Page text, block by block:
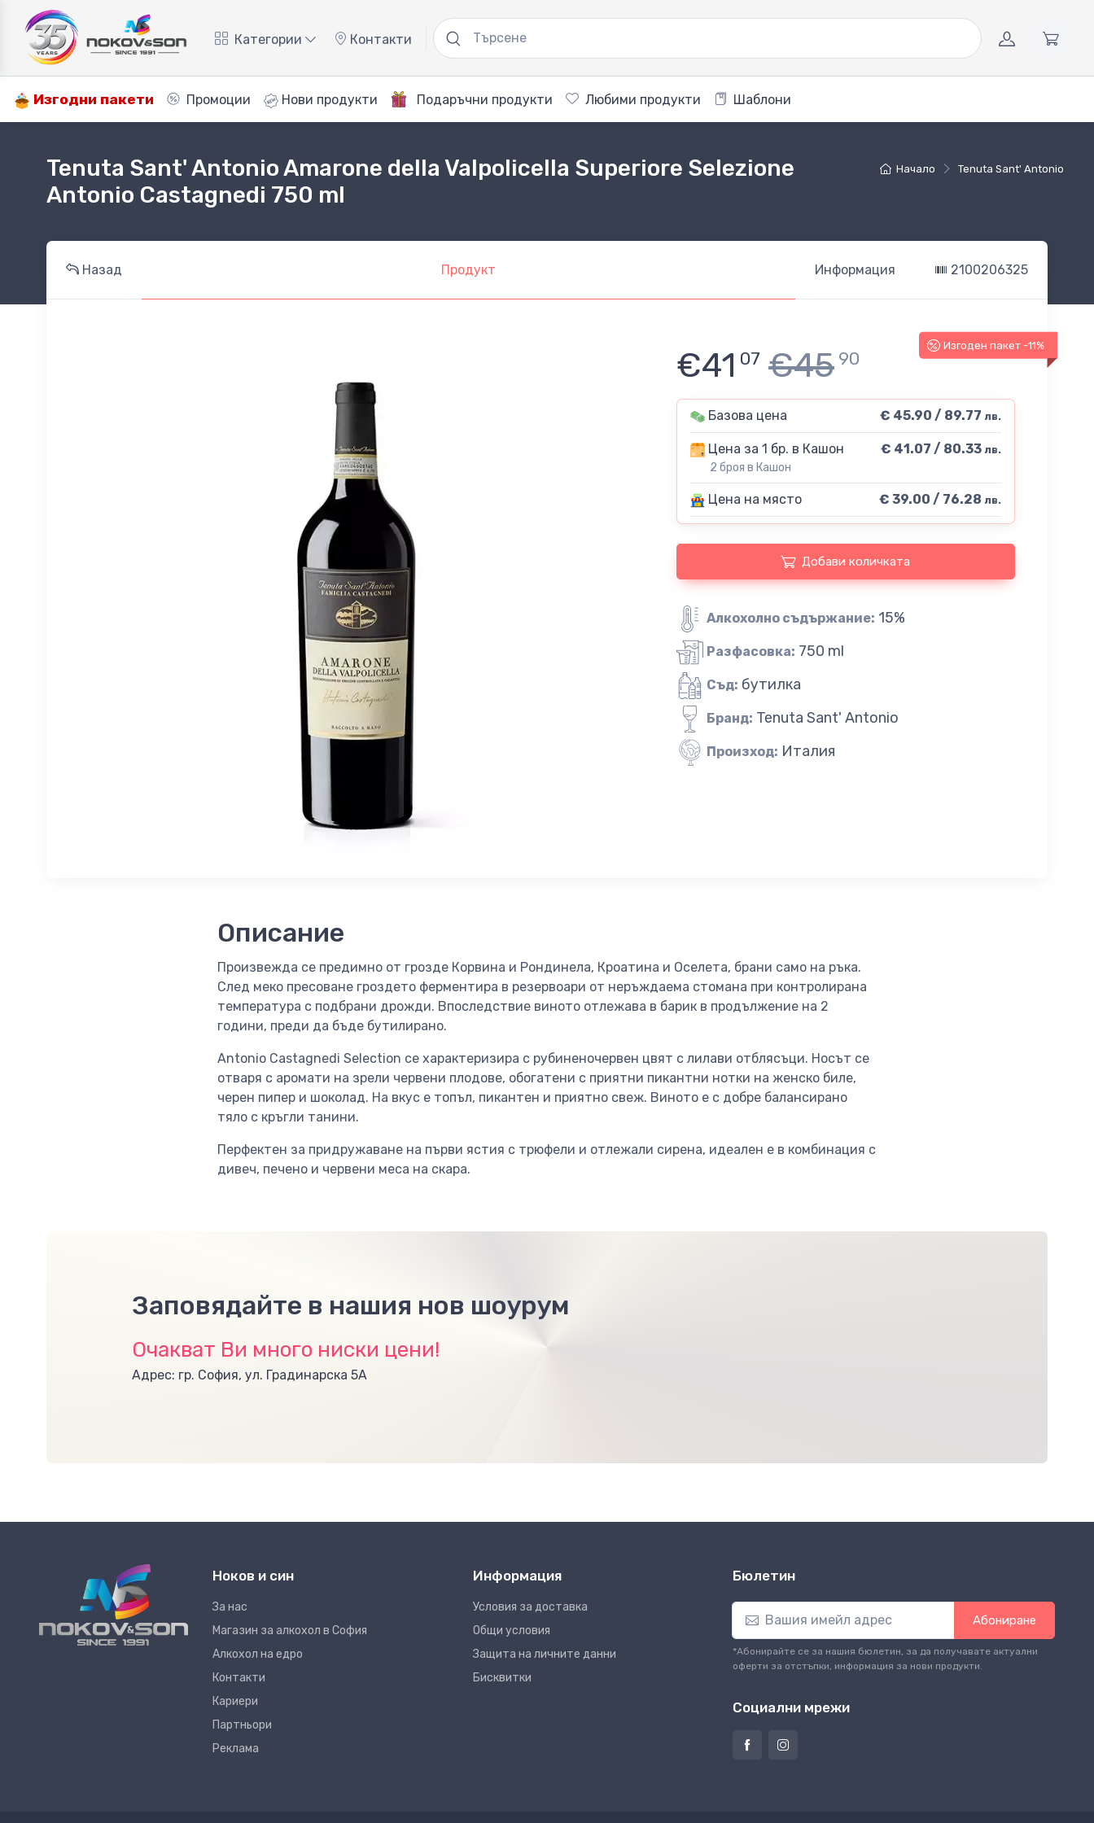
Категории Контакти
Изгодни пакети Промоции Нови продукти Подаръчни продукти Любими продукти Шаблони
Начало Tenuta Sant' Antonio
Tenuta Sant' Antonio Amarone della Valpolicella Superiore Selezione
Antonio Castagnedi 750 ml
Назад Продукт Информация 2100206325
Изгоден пакет -11%
€41 07 €45 90
Базова цена € 45.90 / 89.77 лв.
Цена за 1 бр. в Кашон
2 броя в Кашон
€ 41.07 / 80.33 лв.
Цена на място € 39.00 / 76.28 лв.
Добави количката
Алкохолно съдържание: 15%
Разфасовка: 750 ml
Съд: бутилка
Бранд: Tenuta Sant' Antonio
Произход: Италия
Описание
Произвежда се предимно от грозде Корвина и Рондинела, Кроатина и Оселета, брани само на ръка.
След меко пресоване гроздето ферментира в резервоари от неръждаема стомана при контролирана
температура с подбрани дрожди. Впоследствие виното отлежава в барик в продължение на 2
години, преди да бъде бутилирано.
Antonio Castagnedi Selection се характеризира с рубиненочервен цвят с лилави отблясъци. Носът се
отваря с аромати на зрели червени плодове, обогатени с приятни пикантни нотки на женско биле,
черен пипер и шоколад. На вкус е топъл, пикантен и приятно свеж. Виното е с добре балансирано
тяло с кръгли танини.
Перфектен за придружаване на първи ястия с трюфели и отлежали сирена, идеален е в комбинация с
дивеч, печено и червени меса на скара.
Заповядайте в нашия нов шоурум
Очакват Ви много ниски цени!
Адрес: гр. София, ул. Градинарска 5А
Ноков и син
За нас
Магазин за алкохол в София
Алкохол на едро
Контакти
Кариери
Партньори
Реклама
Информация
Условия за доставка
Общи условия
Защита на личните данни
Бисквитки
Бюлетин
Абониране
*Абонирайте се за нашия бюлетин, за да получавате актуални
оферти за отстъпки, информация за нови продукти.
Социални мрежи